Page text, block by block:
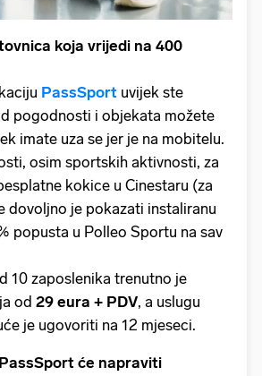
koja vrijedi na 400
PassSport uvijek ste
pogodnosti i objekata možete
imate uza se jer je na mobitelu.
osim sportskih aktivnosti, za
kokice u Cinestaru (za
dovoljno je pokazati instaliranu
popusta u Polleo Sportu na sav
10 zaposlenika trenutno je
od 29 eura + PDV, a uslugu
je ugovoriti na 12 mjeseci.
će napraviti